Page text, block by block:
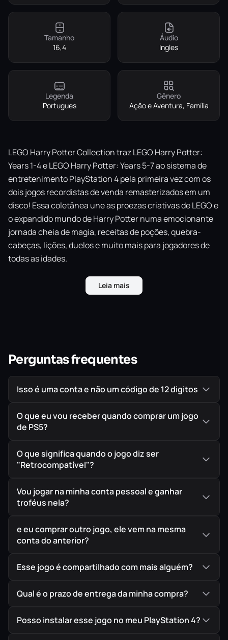
Tamanho
16,4
Áudio
Ingles
Legenda
Portugues
Gênero
Ação e Aventura, Família
LEGO Harry Potter Collection traz LEGO Harry Potter:
Years 1-4 e LEGO Harry Potter: Years 5-7 ao sistema de
entretenimento PlayStation 4 pela primeira vez com os
dois jogos recordistas de venda remasterizados em um
disco! Essa coletânea une as proezas criativas de LEGO e
o expandido mundo de Harry Potter numa emocionante
jornada cheia de magia, receitas de poções, quebra-
cabeças, lições, duelos e muito mais para jogadores de
todas as idades.
Todos os jogos são ORIGINAIS comprados
Leia mais
Perguntas frequentes
Isso é uma conta e não um código de 12 digitos
O que eu vou receber quando comprar um jogo
de PS5?
O que significa quando o jogo diz ser
"Retrocompatível"?
Vou jogar na minha conta pessoal e ganhar
troféus nela?
e eu comprar outro jogo, ele vem na mesma
conta do anterior?
Esse jogo é compartilhado com mais alguém?
Qual é o prazo de entrega da minha compra?
Posso instalar esse jogo no meu PlayStation 4?